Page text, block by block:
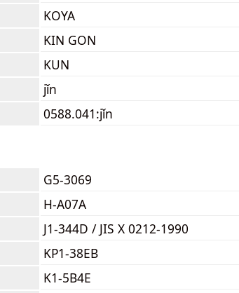
KOYA
KIN GON
KUN
jǐn
0588.041:jǐn
G5-3069
H-A07A
J1-344D / JIS X 0212-1990
KP1-38EB
K1-5B4E